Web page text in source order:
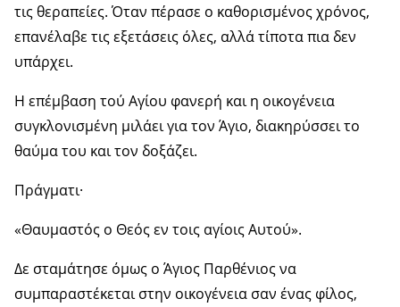
τις θεραπείες. Όταν πέρασε ο καθορισμένος χρόνος,
επανέλαβε τις εξετάσεις όλες, αλλά τίποτα πια δεν
υπάρχει.
Η επέμβαση τού Αγίου φανερή και η οικογένεια
συγκλονισμένη μιλάει για τον Άγιο, διακηρύσσει το
θαύμα του και τον δοξάζει.
Πράγματι·
«Θαυμαστός ο Θεός εν τοις αγίοις Αυτού».
Δε σταμάτησε όμως ο Άγιος Παρθένιος να
συμπαραστέκεται στην οικογένεια σαν ένας φίλος,